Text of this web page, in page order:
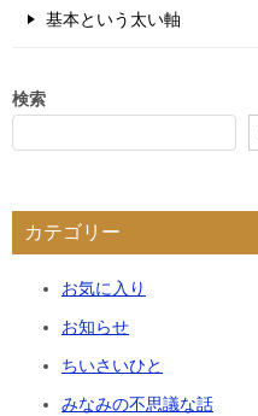
基本という太い軸
検索
カテゴリー
お気に入り
お知らせ
ちいさいひと
みなみの不思議な話